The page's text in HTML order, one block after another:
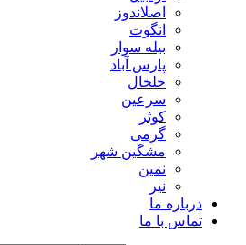
اصلاندوز
انگوت
بیله سوار
پارس آباد
خلخال
سرعین
کوثر
گرمی
مشگین شهر
نمین
نیر
درباره ما
تماس با ما